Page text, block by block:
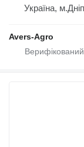
Україна,
Avers-Agro